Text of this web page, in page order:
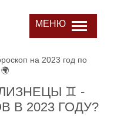
МЕНЮ
на 2023 год по
♊ -
В 2023 ГОДУ?